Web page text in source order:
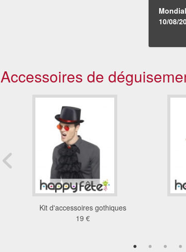
10/08/
Accessoires de
Kit d'accessoires gothiques
19 €